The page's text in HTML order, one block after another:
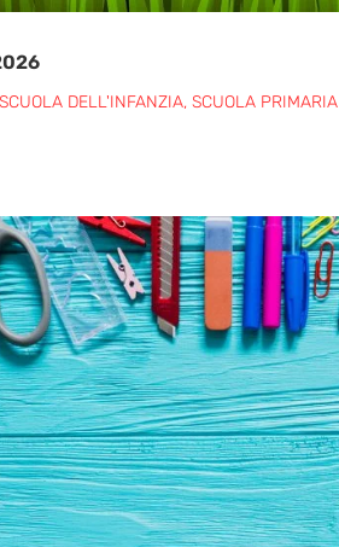
SCUOLA DELL'INFANZIA,SCUOLA PRIMARIA